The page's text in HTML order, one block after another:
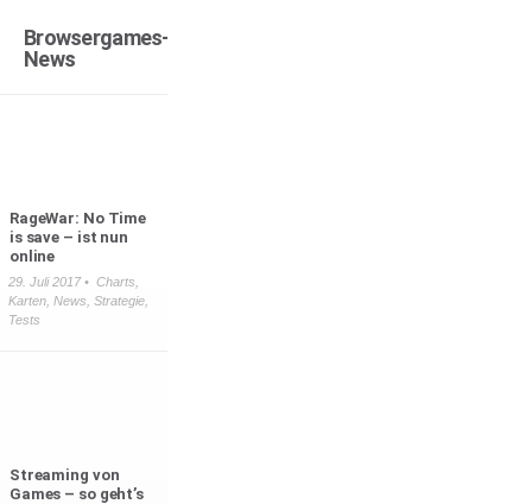
Browsergames-
News
RageWar: No Time
is save – ist nun
online
29. Juli 2017 • Charts
Karten, News Strategie,
Tests
Streaming von
Games – so geht’s